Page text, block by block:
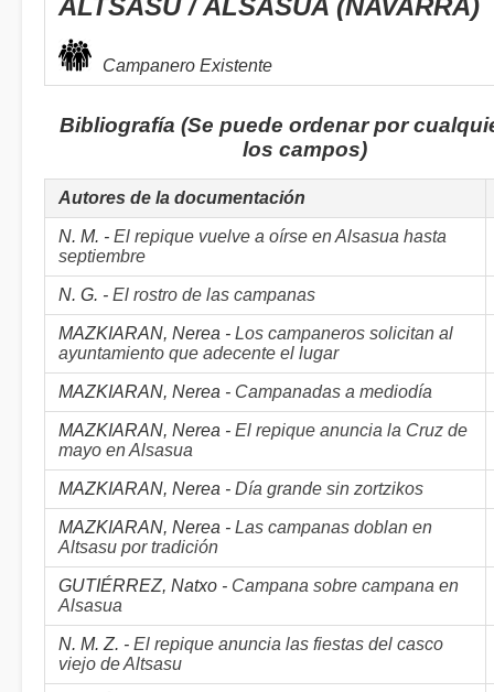
ALTSASU / ALSASUA (NAVARRA)
Campanero Existente
Bibliografía (Se puede ordenar por
los campos)
Autores de la documentación
N. M. - El repique vuelve a oírse en Alsasua hasta
septiembre
N. G. - El rostro de las campanas
MAZKIARAN, Nerea - Los campaneros solicitan al
ayuntamiento que adecente el lugar
MAZKIARAN, Nerea - Campanadas a mediodía
MAZKIARAN, Nerea - El repique anuncia la Cruz de
mayo en Alsasua
MAZKIARAN, Nerea - Día grande sin zortzikos
MAZKIARAN, Nerea - Las campanas doblan en
Altsasu por tradición
GUTIÉRREZ, Natxo - Campana sobre campana en
Alsasua
N. M. Z. - El repique anuncia las fiestas del casco
viejo de Altsasu